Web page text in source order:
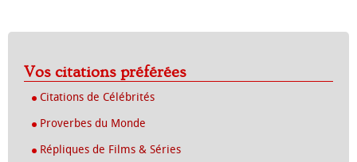
Vos citations préférées
Citations de Célébrités
Proverbes du Monde
Répliques de Films & Séries